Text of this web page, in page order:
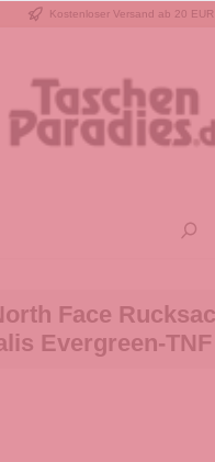
Kostenloser Versand ab 20 EUR
Face
Evergreen-